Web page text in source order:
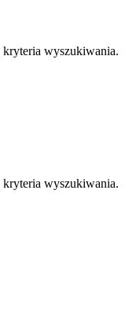
kryteria wyszukiwania.
kryteria wyszukiwania.